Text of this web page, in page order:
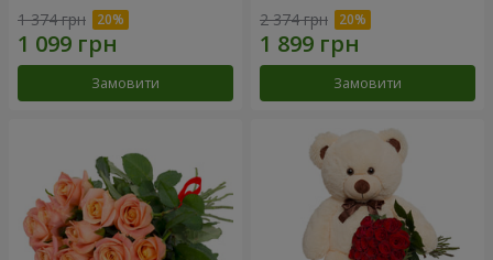
1 374 грн
Замовити
2 374 грн
Замовити